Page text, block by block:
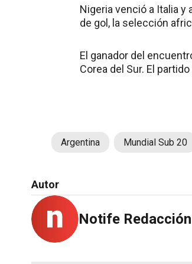
Nigeria venció a Italia y
de gol, la selección
El ganador del
Corea del Sur. El
Argentina Mundial Sub 20
Autor
Notife Redacción